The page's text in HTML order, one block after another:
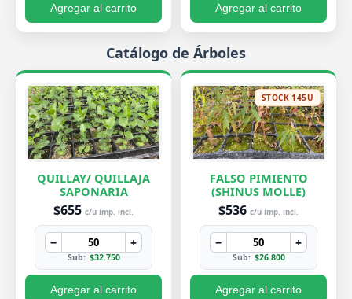
Agregar al carrito Agregar al carrito
Catálogo de Árboles
QUILLAY/ QUILLAJA
SAPONARIA
$655 c/u imp. incl.
− +
Sub: $32.750
Agregar al carrito
STOCK 145U
FALSO PIMIENTO
(SHINUS MOLLE)
$536 c/u imp. incl.
− +
Sub: $26.800
Agregar al carrito